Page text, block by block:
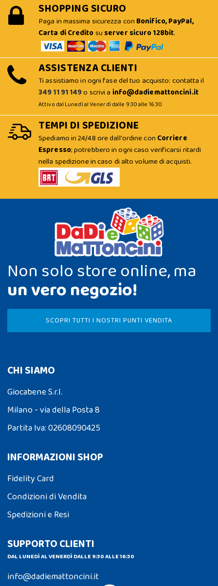
SHOPPING SICURO
Paga in massima sicurezza con Bonifico, PayPal,
Carta di Creditosu server sicuro 128bit.
ASSISTENZA CLIENTI
Ti assistiamo in ogni fase del tuo acquisto: contatta il
349 11 91 149o scrivi a info@dadiemattoncini.it
Attivo dal Lunedì al Venerdì dalle 9:30 alle 16:30
TEMPI DI SPEDIZIONE
Spediamo in 24/48 ore dall'ordine con Corriere
Espresso; potrebbero in ogni caso verificarsi ritardi
nella spedizione in caso di alto volume di acquisti.
Non solo store online, ma
un vero negozio!
SCOPRI TUTTI I NOSTRI PUNTI VENDITA
CHI SIAMO
Giocabene S.r.l.
Milano - via della Posta 8
Partita Iva: 02608090425
INFORMAZIONI SHOP
Fidelity Card
Condizioni di Vendita
Spedizioni e Resi
SUPPORTO CLIENTI
DAL LUNEDÌ AL VENERDÌ DALLE 9:30 ALLE 16:30
info@dadiemattoncini.it